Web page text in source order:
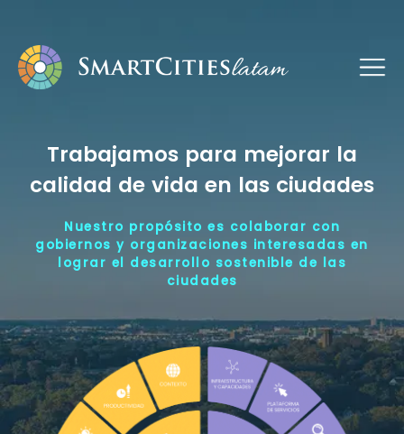
Trabajamos para mejorar la
calidad de vida en las ciudades
Nuestro propósito es colaborar con
gobiernos y organizaciones interesadas en
lograr el desarrollo sostenible de las
ciudades